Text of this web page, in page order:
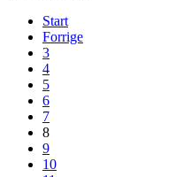
Start
Forrige
3
4
5
6
7
8
9
10